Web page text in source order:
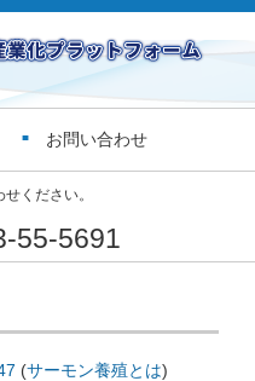
お問い合わせ
ください。
55-5691
(サーモン養殖とは)